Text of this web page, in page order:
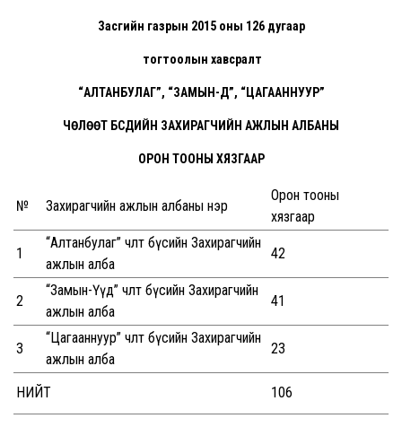
Засгийн газрын 2015 оны 126 дугаар
тогтоолын хавсралт
“АЛТАНБУЛАГ”, “ЗАМЫН-ҮҮД”, “ЦАГААННУУР”
ЧӨЛӨӨТ БҮСҮҮДИЙН ЗАХИРАГЧИЙН АЖЛЫН АЛБАНЫ
ОРОН ТООНЫ ХЯЗГААР
№ Захирагчийн ажлын албаны нэр
Орон тооны
хязгаар
1
“Алтанбулаг” чөлөөт бүсийн Захирагчийн
ажлын алба
42
2
“Замын-Үүд” чөлөөт бүсийн Захирагчийн
ажлын алба
41
3
“Цагааннуур” чөлөөт бүсийн Захирагчийн
ажлын алба
23
НИЙТ 106